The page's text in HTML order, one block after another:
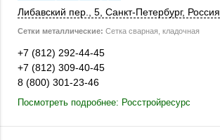
Либавский пер., 5 Санкт-Петербург, Россия
Сетки металлические: Сетка сварная, кладочная
+7 (812) 292-44-45
+7 (812) 309-40-45
8 (800) 301-23-46
Посмотреть подробнее: Росстройресурс